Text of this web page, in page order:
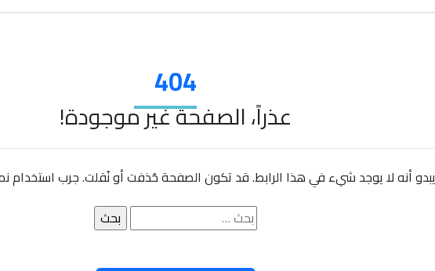
404
عذراً، الصفحة غير موجودة!
يبدو أنه لا يوجد شيء في هذا الرابط. قد تكون الصفحة حُذفت أو نُقلت. جرب استخدام
البحث
عن: